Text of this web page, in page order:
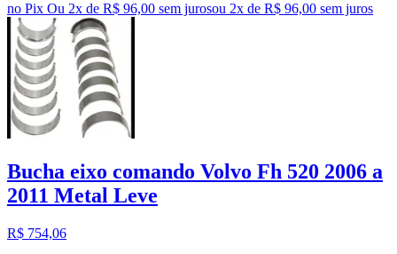
no Pix Ou 2x de R$ 96,00 sem jurosou 2x de R$ 96,00 sem juros
Bucha eixo comando Volvo Fh 520 2006 a
2011 Metal Leve
R$ 754,06